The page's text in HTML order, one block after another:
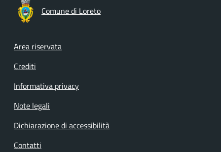
Comune di Loreto
Footer menu
Area riservata
Crediti
Informativa privacy
Note legali
Dichiarazione di accessibilità
Contatti